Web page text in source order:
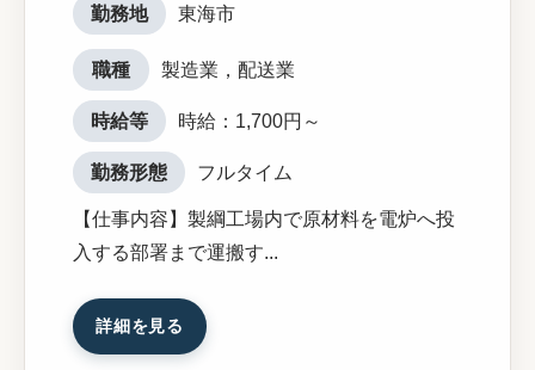
勤務地 東海市
職種 製造業，配送業
時給等 時給：1,700円～
勤務形態 フルタイム
【仕事内容】製綱工場内で原材料を電炉へ投
入する部署まで運搬す...
詳細を見る